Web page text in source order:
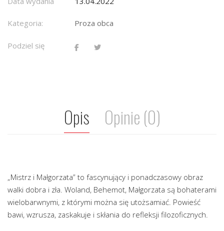
Kategoria: Proza obca
Podziel się
Opis Opinie (0)
„Mistrz i Małgorzata” to fascynujący i ponadczasowy obraz
walki dobra i zła. Woland, Behemot, Małgorzata są bohaterami
wielobarwnymi, z którymi można się utożsamiać. Powieść
bawi, wzrusza, zaskakuje i skłania do refleksji filozoficznych.